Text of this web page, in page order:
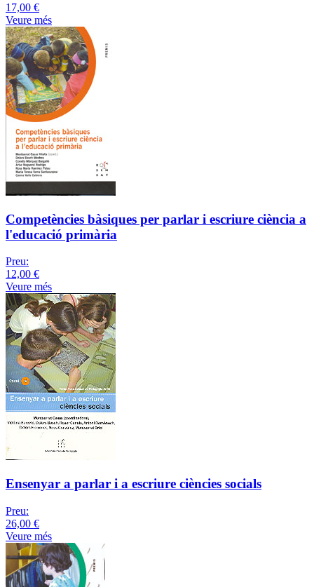
17,00 €
Veure més
Competències bàsiques per parlar i escriure ciència a
l'educació primària
Preu:
12,00 €
Veure més
Ensenyar a parlar i a escriure ciències socials
Preu:
26,00 €
Veure més